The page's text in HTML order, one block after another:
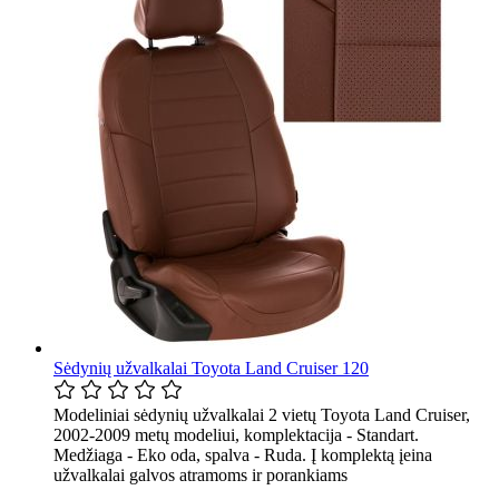
Sėdynių užvalkalai Toyota Land Cruiser 120
Modeliniai sėdynių užvalkalai 2 vietų Toyota Land Cruiser,
2002-2009 metų modeliui, komplektacija - Standart.
Medžiaga - Eko oda, spalva - Ruda. Į komplektą įeina
užvalkalai galvos atramoms ir porankiams